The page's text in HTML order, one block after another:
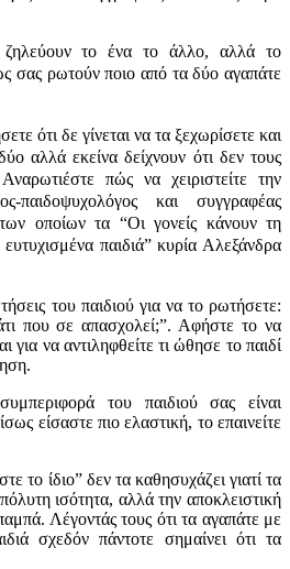
το ένα το άλλο, αλλά το
σας ρωτούν ποιο από τα δύο αγαπάτε
ότι δε γίνεται να τα ξεχωρίσετε και
αλλά εκείνα δείχνουν ότι δεν τους
πώς να χειριστείτε την
παιδοψυχολόγος και συγγραφέας
οποίων τα “Οι γονείς κάνουν τη
παιδιά” κυρία Αλεξάνδρα
του παιδιού για να το ρωτήσετε:
που σε απασχολεί;”. Αφήστε το να
για να αντιληφθείτε τι ώθησε το παιδί
του παιδιού σας είναι
είσαστε πιο ελαστική, το επαινείτε
το ίδιο” δεν τα καθησυχάζει γιατί τα
ισότητα, αλλά την αποκλειστική
Λέγοντάς τους ότι τα αγαπάτε με
σχεδόν πάντοτε σημαίνει ότι τα